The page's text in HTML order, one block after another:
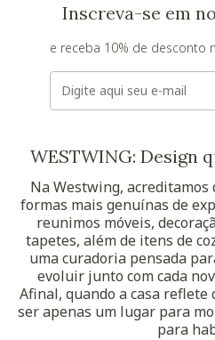
Inscreva-se em
e receba 10% de desconto
E-mail
WESTWING: Design
Na Westwing, acreditamos
formas mais genuínas de
reunimos móveis,
tapetes, além de itens de
uma curadoria pensada
evoluir junto com cada
Afinal, quando a casa reflete
ser apenas um lugar para
para